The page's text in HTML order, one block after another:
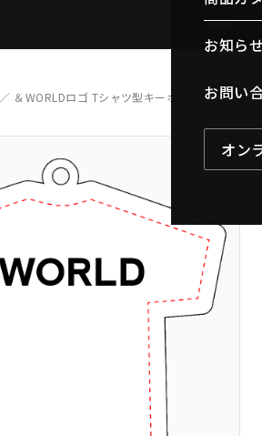
お知ら
お問い
オン
／ ＆WORLDロゴ Tシャツ型キーホルダー